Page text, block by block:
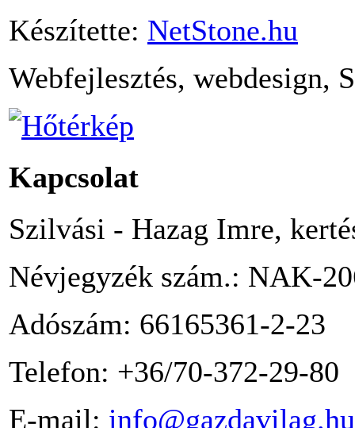
Készítette: NetStone.hu
Webfejlesztés, webdesign,
Kapcsolat
Szilvási - Hazag Imre,
Névjegyzék szám.: NAK-
Adószám: 66165361-2-23
Telefon: +36/70-372-29-80
E-mail: info@gazdavilag.hu